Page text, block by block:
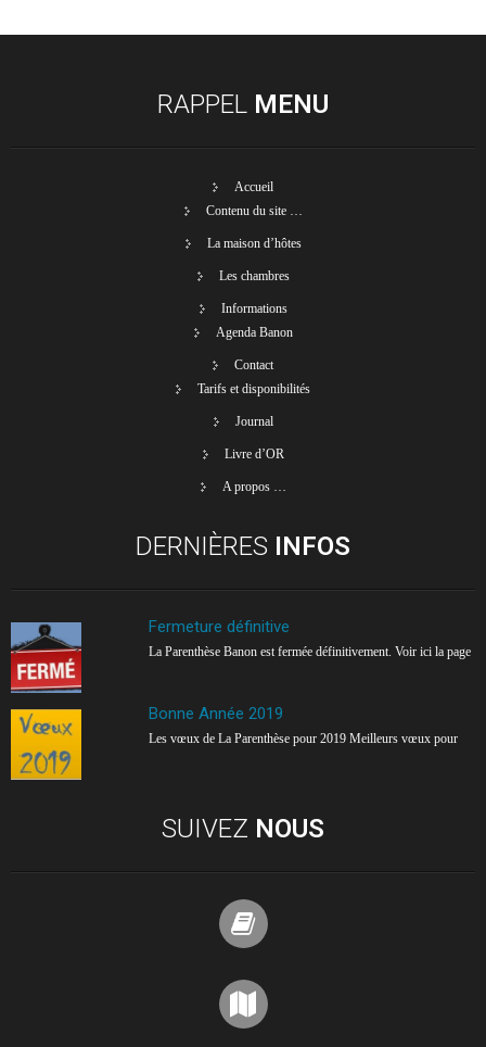
RAPPEL MENU
Accueil
Contenu du site …
La maison d’hôtes
Les chambres
Informations
Agenda Banon
Contact
Tarifs et disponibilités
Journal
Livre d’OR
A propos …
DERNIÈRES INFOS
Fermeture définitive
La Parenthèse Banon est fermée définitivement. Voir ici la page
Bonne Année 2019
Les vœux de La Parenthèse pour 2019 Meilleurs vœux pour
SUIVEZ NOUS